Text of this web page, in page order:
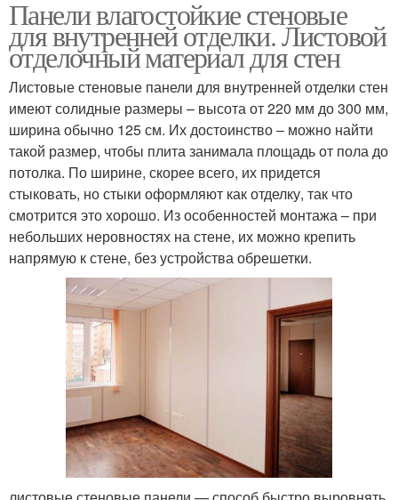
Панели влагостойкие стеновые
для внутренней отделки. Листовой
отделочный материал для стен
Листовые стеновые панели для внутренней отделки стен
имеют солидные размеры – высота от 220 мм до 300 мм,
ширина обычно 125 см. Их достоинство – можно найти
такой размер, чтобы плита занимала площадь от пола до
потолка. По ширине, скорее всего, их придется
стыковать, но стыки оформляют как отделку, так что
смотрится это хорошо. Из особенностей монтажа – при
небольших неровностях на стене, их можно крепить
напрямую к стене, без устройства обрешетки.